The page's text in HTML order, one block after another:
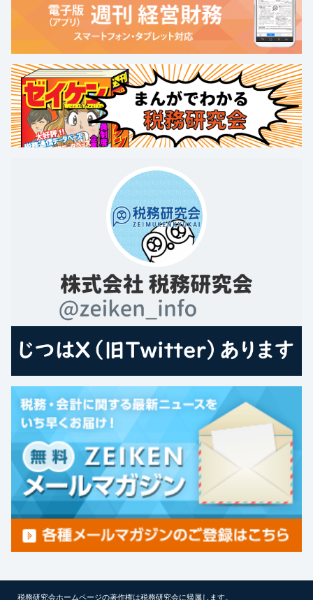
税務研究会ホームページの著作権は税務研究会に帰属します。